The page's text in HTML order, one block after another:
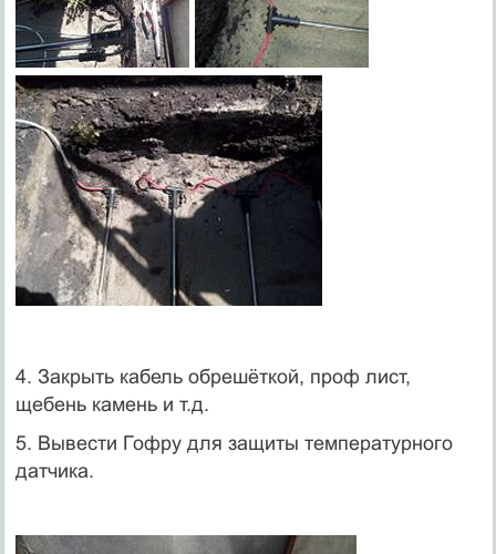
4. Закрыть кабель обрешёткой, проф лист,
щебень камень и т.д.
5. Вывести Гофру для защиты температурного
датчика.